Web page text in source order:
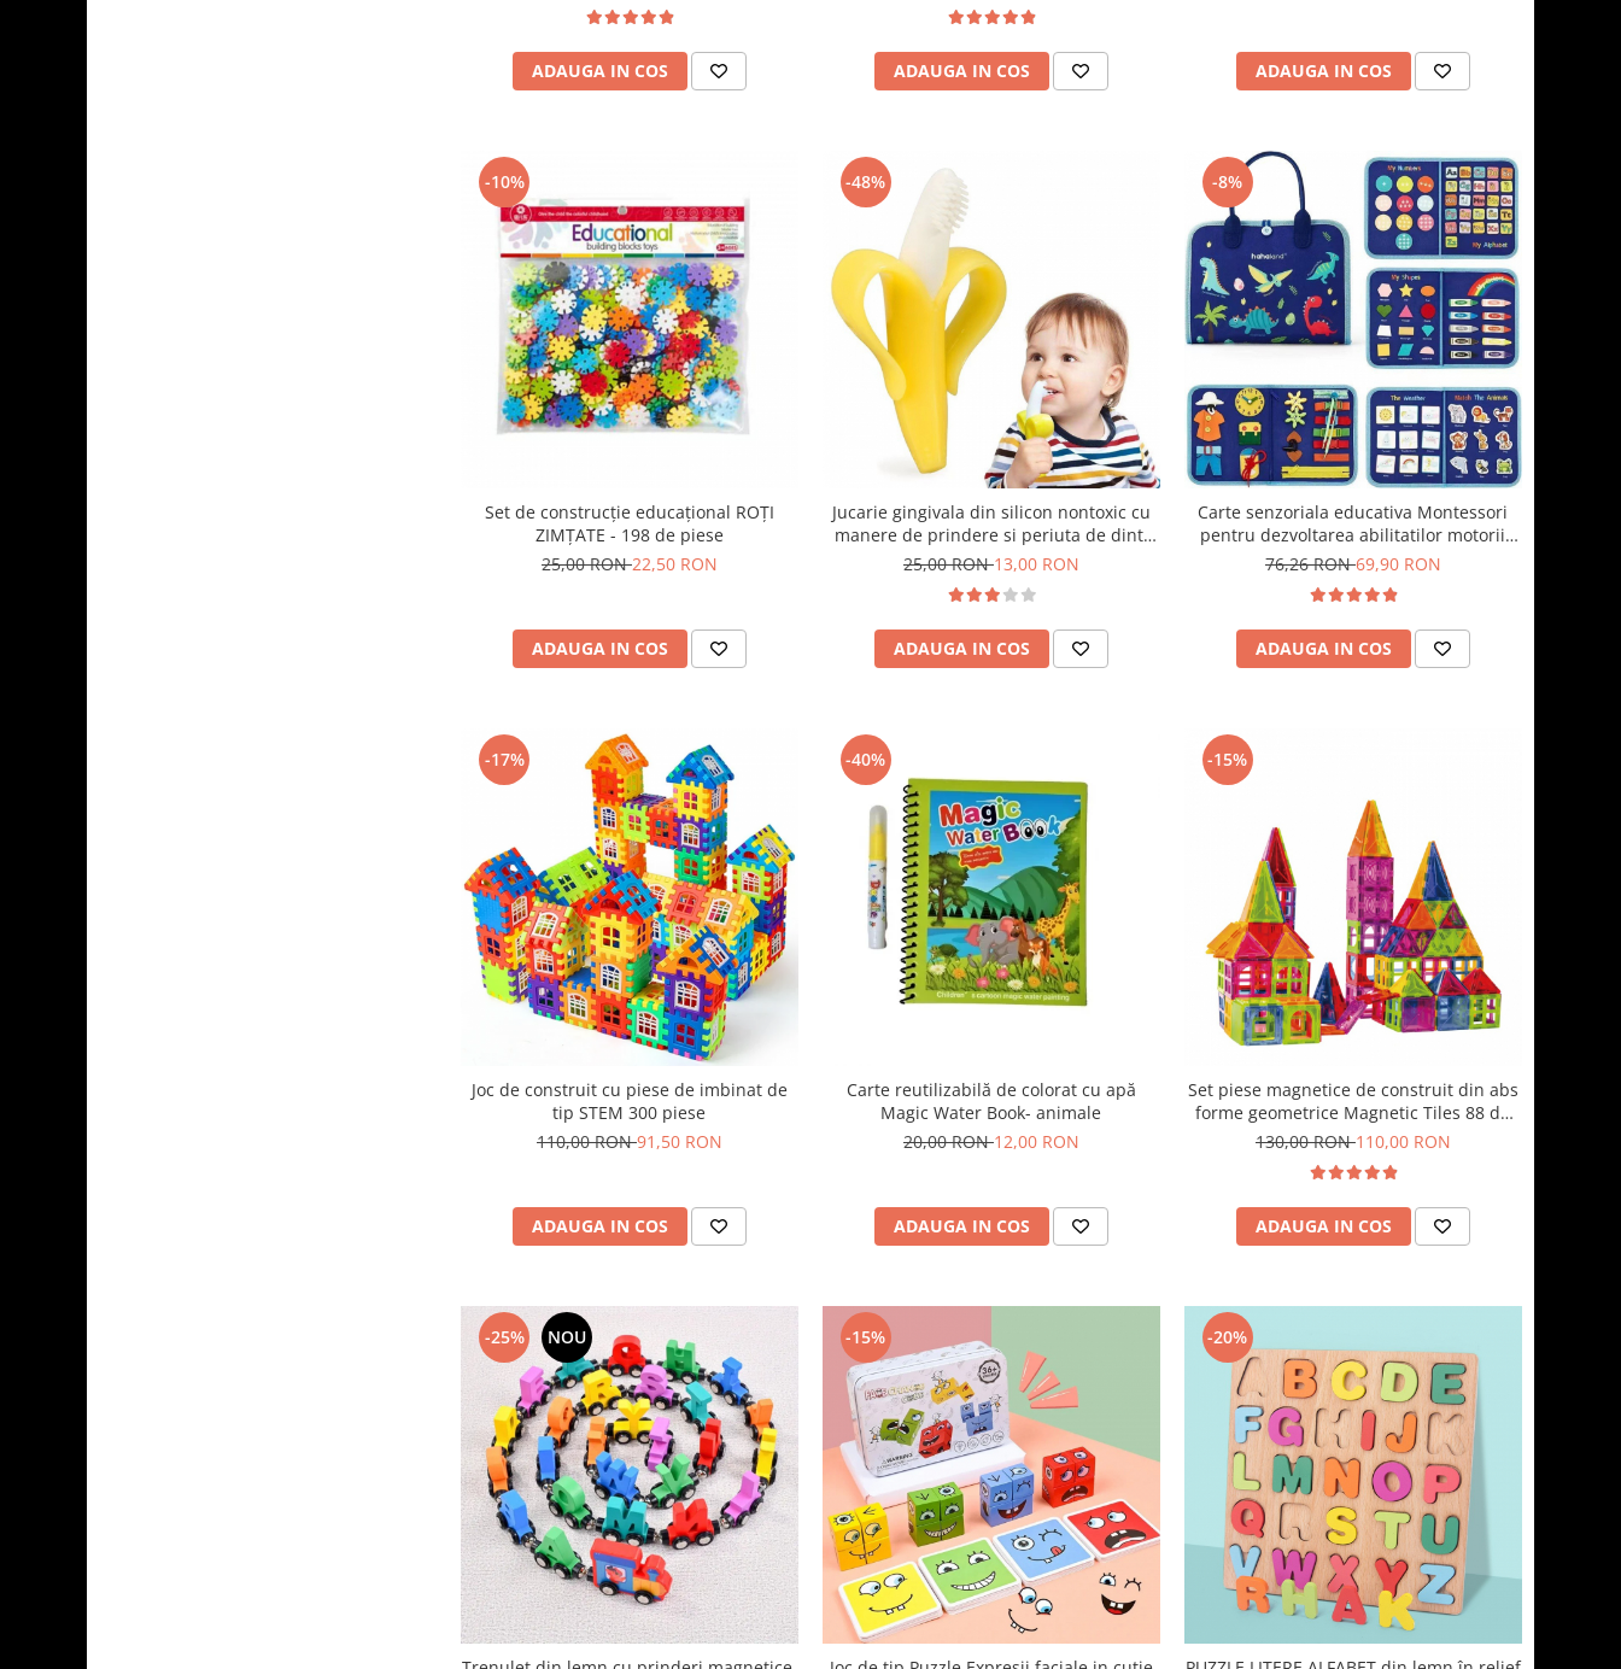
ADAUGA IN COS ADAUGA IN COS ADAUGA IN COS
-10%
Set de construcţie educaţional ROŢI
ZIMŢATE - 198 de piese
25,00 RON22,50 RON
ADAUGA IN COS
-48%
Jucarie gingivala din silicon nontoxic cu
manere de prindere si periuta de dinti
bebelusi 2 in 1 banana
25,00 RON13,00 RON
ADAUGA IN COS
-8%
Carte senzoriala educativa Montessori
pentru dezvoltarea abilitatilor motorii
model dinozauri albastru 8 pagini
76,26 RON69,90 RON
ADAUGA IN COS
-17%
Joc de construit cu piese de imbinat de
tip STEM 300 piese
110,00 RON91,50 RON
ADAUGA IN COS
-40%
Carte reutilizabilă de colorat cu apă
Magic Water Book- animale
20,00 RON12,00 RON
ADAUGA IN COS
-15%
Set piese magnetice de construit din abs
forme geometrice Magnetic Tiles 88 de
piese
130,00 RON110,00 RON
ADAUGA IN COS
-25% NOU -15% -20%